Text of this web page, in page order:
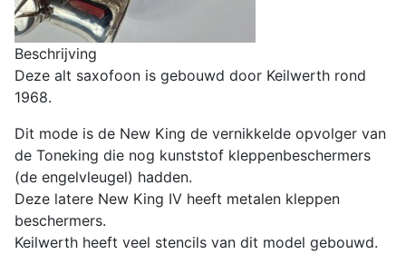
Beschrijving
Deze alt saxofoon is gebouwd door Keilwerth rond
1968.
Dit mode is de New King de vernikkelde opvolger van
de Toneking die nog kunststof kleppenbeschermers
(de engelvleugel) hadden.
Deze latere New King IV heeft metalen kleppen
beschermers.
Keilwerth heeft veel stencils van dit model gebouwd.